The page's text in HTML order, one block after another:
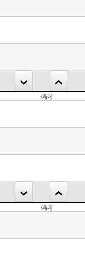
備考
備考